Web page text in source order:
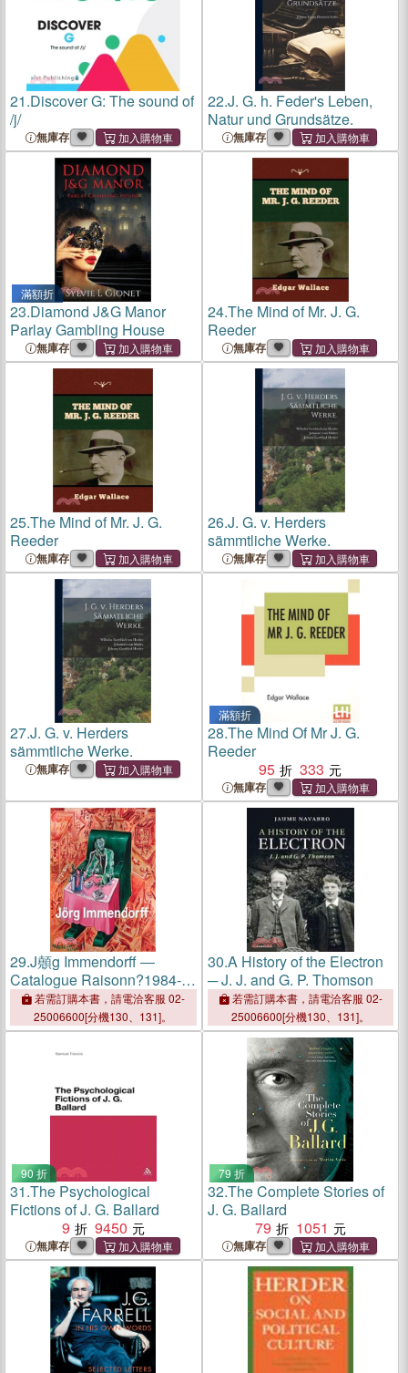
21.Discover G: The sound of
/j/
無庫存
22.J. G. h. Feder's Leben,
Natur und Grundsätze.
無庫存
滿額折
23.Diamond J&G Manor
Parlay Gambling House
無庫存
24.The Mind of Mr. J. G.
Reeder
無庫存
25.The Mind of Mr. J. G.
Reeder
無庫存
26.J. G. v. Herders
sämmtliche Werke.
無庫存
27.J. G. v. Herders
sämmtliche Werke.
無庫存
滿額折
28.The Mind Of Mr J. G.
Reeder
95
333
無庫存
29.J顤g Immendorff ―
Catalogue Raisonn?1984-
1998若需訂購本書，請電洽客服 02-
25006600[分機130、131]。
30.A History of the Electron
─ J. J. and G. P. Thomson
若需訂購本書，請電洽客服 02-
25006600[分機130、131]。
90 折
31.The Psychological
Fictions of J. G. Ballard
9
9450
無庫存
79 折
32.The Complete Stories of
J. G. Ballard
79
1051
無庫存